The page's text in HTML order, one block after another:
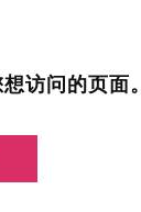
访问的页面。